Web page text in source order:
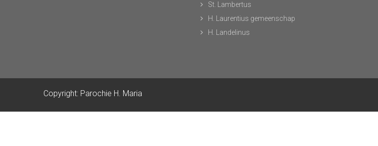
St. Lambertus
H. Laurentius gemeenschap
H. Landelinus
Copyright: Parochie H. Maria